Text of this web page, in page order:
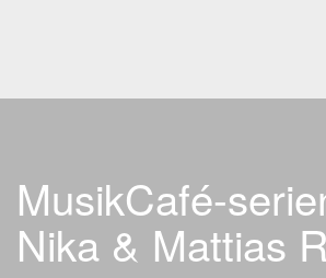
MusikCafé-
Nika & Mattias